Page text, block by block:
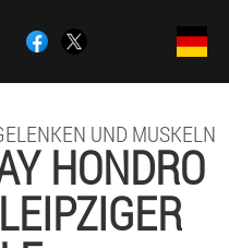
UND MUSKELN
HONDRO